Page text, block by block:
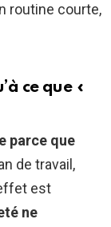
routine courte,
ce que «
parce que
de travail,
est
ne